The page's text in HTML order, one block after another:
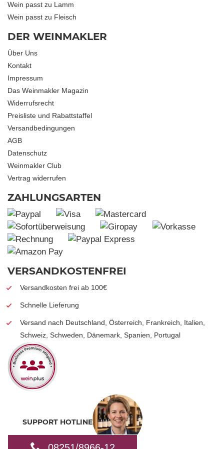
Wein passt zu Lamm
Wein passt zu Fleisch
DER WEINMAKLER
Über Uns
Kontakt
Impressum
Das Weinmakler Magazin
Widerrufsrecht
Preisliste und Rabattstaffel
Versandbedingungen
AGB
Datenschutz
Weinmakler Club
Vertrag widerrufen
ZAHLUNGSARTEN
VERSANDKOSTENFREI
Versandkosten frei ab 100€
Schnelle Lieferung
Versand nach Deutschland, Österreich, Frankreich, Italien,
Schweiz, Schweden, Dänemark, Spanien, Portugal
SUPPORT HOTLINE